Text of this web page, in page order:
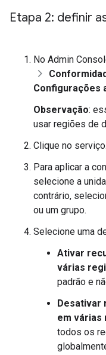
Etapa 2: definir
No Admin
Configurações
Observação:
usar regiões de
Clique no serviço.
Para aplicar a
selecione a
contrário,
ou um grupo.
Selecione uma
Ativar
várias
padrão e
Desativar
em várias
todos os